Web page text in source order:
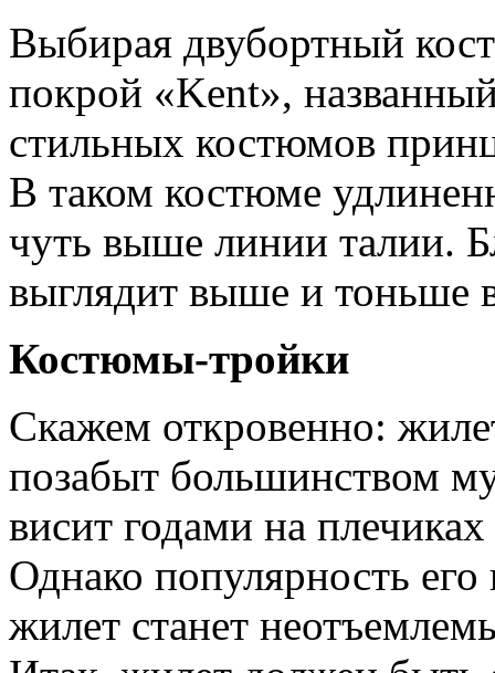
Выбирая двубортный
покрой «Kent»,
стильных костюмов
В таком костюме
чуть выше линии талии.
выглядит выше и тоньше
Костюмы-тройки
Скажем откровенно:
позабыт большинством
висит годами на
Однако популярность
жилет станет